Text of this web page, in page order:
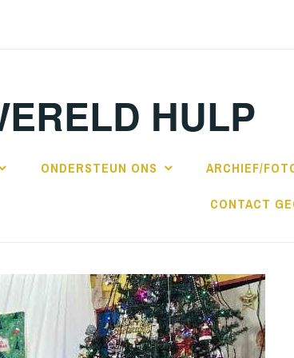
HULP
ONDERSTEUN ONS ARCHIEF/
CONTACT